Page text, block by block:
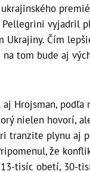
ukrajinského
vyjadril
Ukrajiny. Čím
tom bude aj
Hrojsman, podľa
nielen hovorí,
tranzite plynu aj
že
tisíc obetí, 30-